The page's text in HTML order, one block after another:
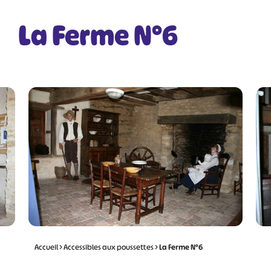
La Ferme N°6
Accueil>Accessibles aux poussettes>La Ferme N°6